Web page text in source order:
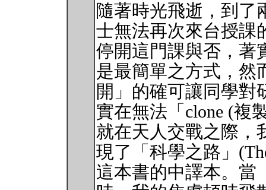
隨著時光飛逝，到了
士無法再次來台授課
停開這門課與否，著
是最簡單之方式，然
開」的確可讓同學對
實在無法「clone (複
就在天人交戰之際，
現了「科學之路」
這本書的中譯本。當